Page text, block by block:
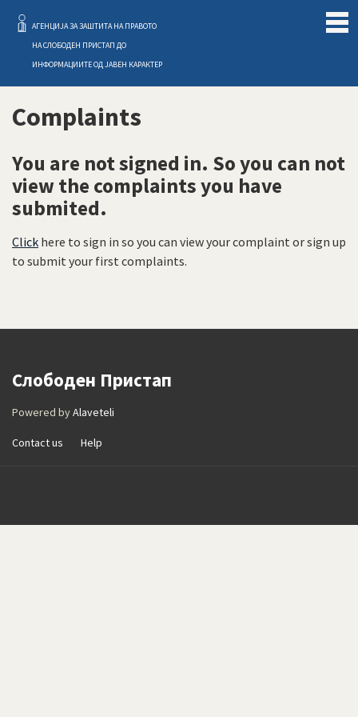
Слободен Пристап
АГЕНЦИЈА ЗА ЗАШТИТА НА ПРАВОТО
НА СЛОБОДЕН ПРИСТАП ДО
ИНФОРМАЦИИТЕ ОД ЈАВЕН КАРАКТЕР
Complaints
You are not signed in. So you can not
view the complaints you have
submited.
Click here to sign in so you can view your complaint or sign up
to submit your first complaints.
Слободен Пристап
Powered byAlaveteli
Contact us Help